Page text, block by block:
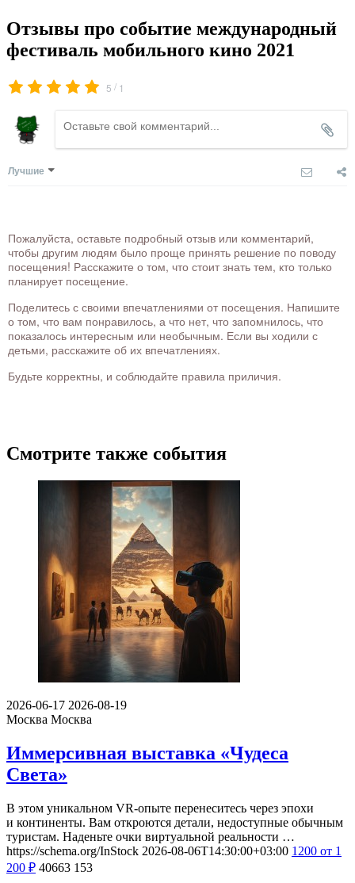
Отзывы про событие международный
фестиваль мобильного кино 2021
5 / 1
Лучшие
Пожалуйста, оставьте подробный отзыв или комментарий,
чтобы другим людям было проще принять решение по поводу
посещения! Расскажите о том, что стоит знать тем, кто только
планирует посещение.
Поделитесь с своими впечатлениями от посещения. Напишите
о том, что вам понравилось, а что нет, что запомнилось, что
показалось интересным или необычным. Если вы ходили с
детьми, расскажите об их впечатлениях.
Будьте корректны, и соблюдайте правила приличия.
Смотрите также события
2026-06-17 2026-08-19
Москва Москва
Иммерсивная выставка «Чудеса
Света»
В этом уникальном VR-опыте перенеситесь через эпохи
и континенты. Вам откроются детали, недоступные обычным
туристам. Наденьте очки виртуальной реальности …
https://schema.org/InStock 2026-08-06T14:30:00+03:00 1200 от 1
200 ₽ 40663 153